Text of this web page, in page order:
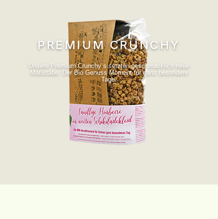
PREMIUM CRUNCHY
Unsere Premium Crunchy´s setzten geschmacklich neue
Maßstäbe. Der Bio Genuss Moment für ganz besondere
Tage.